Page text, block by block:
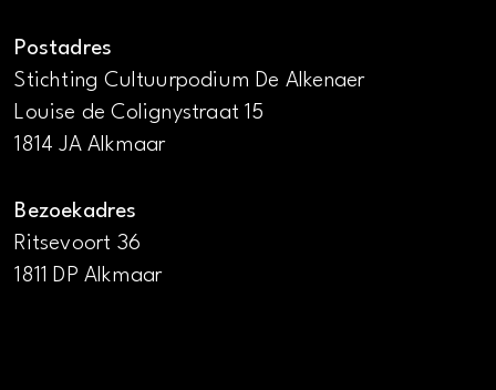
Postadres
Stichting Cultuurpodium De Alkenaer
Louise de Colignystraat 15
1814 JA Alkmaar
Bezoekadres
Ritsevoort 36
1811 DP Alkmaar